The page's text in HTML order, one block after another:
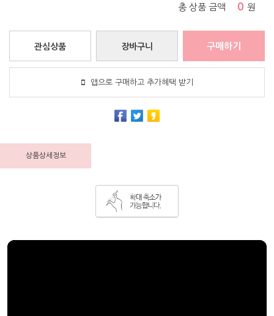
총 상품 금액 0 원
장바구니
관심상품 구매하기
앱으로 구매하고 추가혜택 받기
상품상세정보